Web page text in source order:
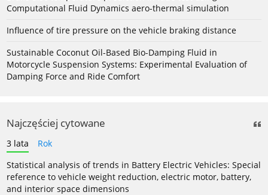
Computational Fluid Dynamics aero-thermal simulation
Influence of tire pressure on the vehicle braking distance
Sustainable Coconut Oil-Based Bio-Damping Fluid in
Motorcycle Suspension Systems: Experimental Evaluation of
Damping Force and Ride Comfort
Najczęściej cytowane
3 lata
Rok
Statistical analysis of trends in Battery Electric Vehicles: Special
reference to vehicle weight reduction, electric motor, battery,
and interior space dimensions